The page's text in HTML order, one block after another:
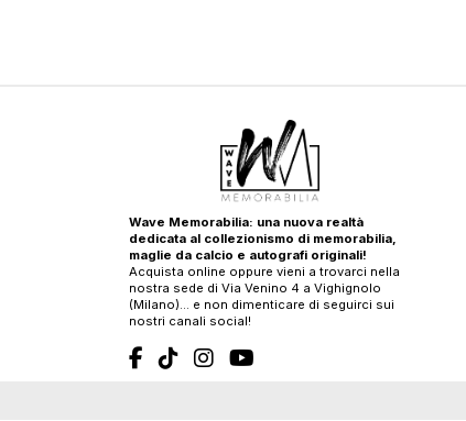
Wave Memorabilia: una nuova realtà
dedicata al collezionismo di memorabilia,
maglie da calcio e autografi originali!
Acquista online oppure vieni a trovarci nella
nostra sede di Via Venino 4 a Vighignolo
(Milano)… e non dimenticare di seguirci sui
nostri canali social!